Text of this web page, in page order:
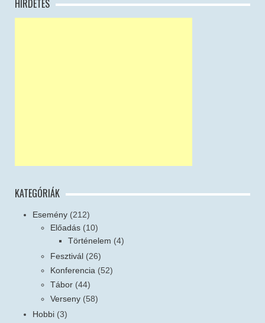
HIRDETÉS
KATEGÓRIÁK
Esemény (212)
Előadás (10)
Történelem (4)
Fesztivál (26)
Konferencia (52)
Tábor (44)
Verseny (58)
Hobbi (3)